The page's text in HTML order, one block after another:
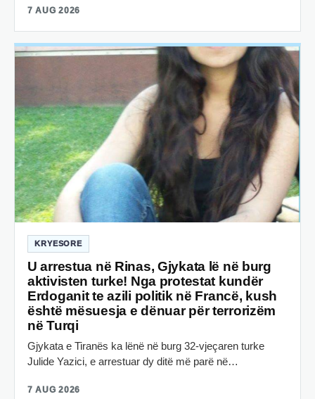
7 AUG 2026
KRYESORE
U arrestua në Rinas, Gjykata lë në burg
aktivisten turke! Nga protestat kundër
Erdoganit te azili politik në Francë, kush
është mësuesja e dënuar për terrorizëm
në Turqi
Gjykata e Tiranës ka lënë në burg 32-vjeçaren turke
Julide Yazici, e arrestuar dy ditë më parë në…
7 AUG 2026